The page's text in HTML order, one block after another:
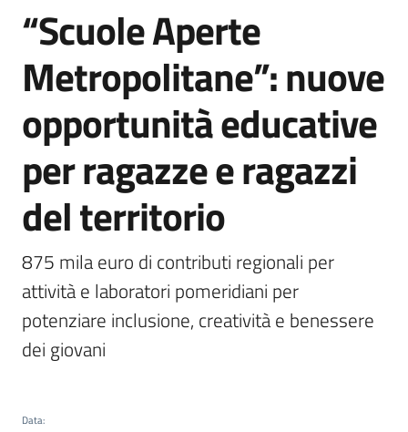
Casalfiumanese
Servizi
on-
line
Salta al contenuto
“Scuole Aperte
Metropolitane”: nuove
opportunità educative
per ragazze e ragazzi
del territorio
875 mila euro di contributi regionali per
attività e laboratori pomeridiani per
potenziare inclusione, creatività e benessere
dei giovani
Data: